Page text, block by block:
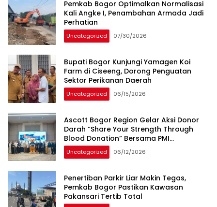
Pemkab Bogor Optimalkan Normalisasi
Kali Angke I, Penambahan Armada Jadi
Perhatian
Uncategorized 07/30/2026
Bupati Bogor Kunjungi Yamagen Koi
Farm di Ciseeng, Dorong Penguatan
Sektor Perikanan Daerah
Uncategorized 06/15/2026
Ascott Bogor Region Gelar Aksi Donor
Darah “Share Your Strength Through
Blood Donation” Bersama PMI
Kabupaten Bogor
Uncategorized 06/12/2026
Penertiban Parkir Liar Makin Tegas,
Pemkab Bogor Pastikan Kawasan
Pakansari Tertib Total